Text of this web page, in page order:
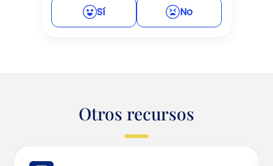
Sí No
Otros recursos